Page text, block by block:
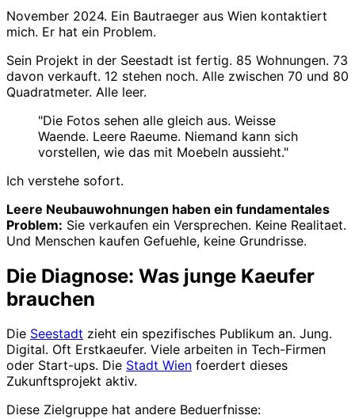
November 2024. Ein Bautraeger aus Wien kontaktiert
mich. Er hat ein Problem.
Sein Projekt in der Seestadt ist fertig. 85 Wohnungen. 73
davon verkauft. 12 stehen noch. Alle zwischen 70 und 80
Quadratmeter. Alle leer.
"Die Fotos sehen alle gleich aus. Weisse
Waende. Leere Raeume. Niemand kann sich
vorstellen, wie das mit Moebeln aussieht."
Ich verstehe sofort.
Leere Neubauwohnungen haben ein fundamentales
Problem: Sie verkaufen ein Versprechen. Keine Realitaet.
Und Menschen kaufen Gefuehle, keine Grundrisse.
Die Diagnose: Was junge Kaeufer
brauchen
Die Seestadt zieht ein spezifisches Publikum an. Jung.
Digital. Oft Erstkaeufer. Viele arbeiten in Tech-Firmen
oder Start-ups. Die Stadt Wien foerdert dieses
Zukunftsprojekt aktiv.
Diese Zielgruppe hat andere Beduerfnisse: